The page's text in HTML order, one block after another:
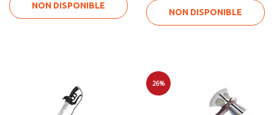
NON DISPONIBLE
NON DISPONIBLE
26%